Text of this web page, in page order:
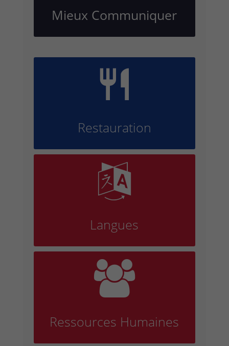
Mieux Communiquer

Restauration

Langues

Ressources Humaines